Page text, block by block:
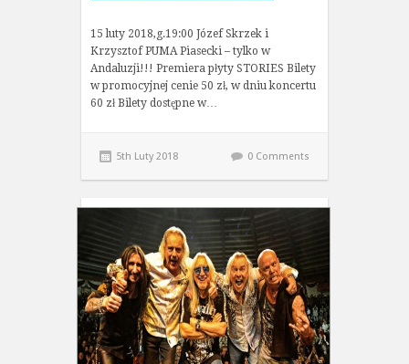
15 luty 2018,g.19:00 Józef Skrzek i
Krzysztof PUMA Piasecki – tylko w
Andaluzji!!! Premiera płyty STORIES Bilety
w promocyjnej cenie 50 zł, w dniu koncertu
60 zł Bilety dostępne w…
5th Luty 2018 0 Comments